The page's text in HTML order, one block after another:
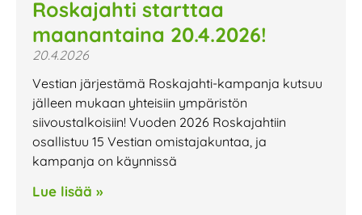
Roskajahti starttaa
maanantaina 20.4.2026!
20.4.2026
Vestian järjestämä Roskajahti-kampanja kutsuu
jälleen mukaan yhteisiin ympäristön
siivoustalkoisiin! Vuoden 2026 Roskajahtiin
osallistuu 15 Vestian omistajakuntaa, ja
kampanja on käynnissä
Lue lisää »